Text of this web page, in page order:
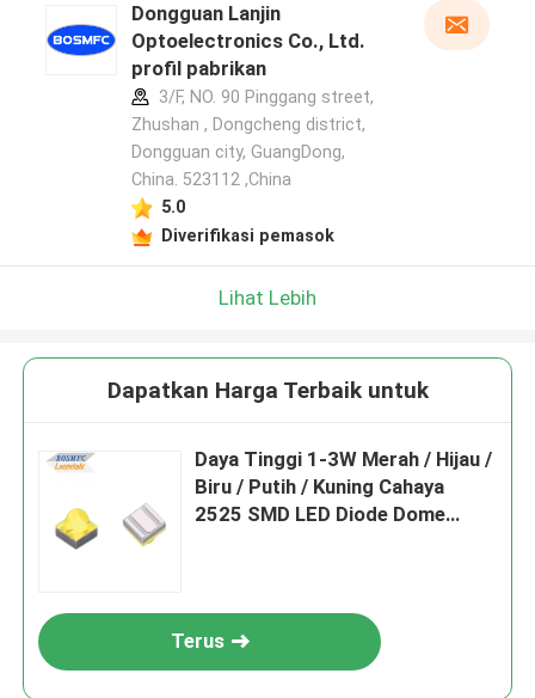
Dongguan Lanjin
Optoelectronics Co., Ltd.
profil pabrikan
3/F, NO. 90 Pinggang street,
Zhushan , Dongcheng district,
Dongguan city, GuangDong,
China. 523112 ,China
5.0
Diverifikasi pemasok
Lihat Lebih
Dapatkan Harga Terbaik untuk
Daya Tinggi 1-3W Merah / Hijau /
Biru / Putih / Kuning Cahaya
2525 SMD LED Diode Dome
Terus